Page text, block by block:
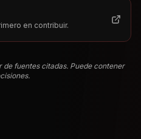
en contribuir.
de fuentes citadas. Puede contener